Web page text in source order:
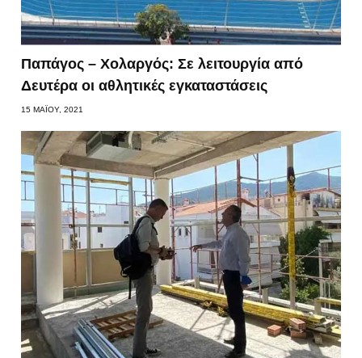
Παπάγος – Χολαργός: Σε λειτουργία από
Δευτέρα οι αθλητικές εγκαταστάσεις
15 ΜΑΪ́ΟΥ, 2021